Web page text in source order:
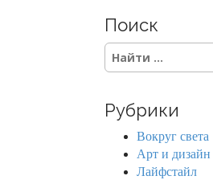
Поиск
S
e
c
Рубрики
Вокруг света
Арт и дизайн
Лайфстайл